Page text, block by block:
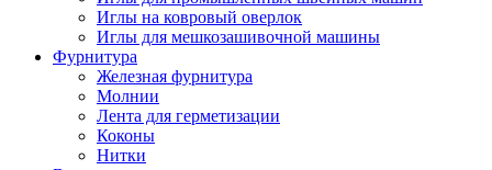
Иглы на ковровый оверлок
Иглы для мешкозашивочной машины
Фурнитура
Железная фурнитура
Молнии
Лента для герметизации
Коконы
Нитки